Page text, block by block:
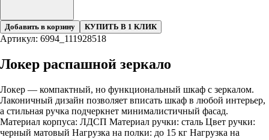
Добавить в корзину КУПИТЬ В 1 КЛИК
Артикул: 6994_111928518
Локер распашной зеркало
Локер — компактный, но функциональный шкаф с зеркалом.
Лаконичный дизайн позволяет вписать шкаф в любой интерьер,
а стильная ручка подчеркнет минималистичный фасад.
Материал корпуса: ЛДСП Материал ручки: сталь Цвет ручки:
черный матовый Нагрузка на полки: до 15 кг Нагрузка на